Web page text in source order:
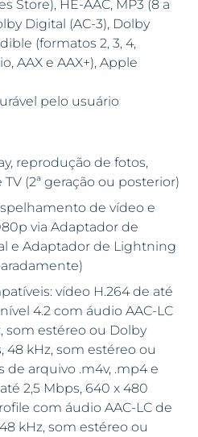
Store), HE-AAC, MP3 (8 a
Digital (AC-3), Dolby
(formatos 2, 3, 4,
AAX e AAX+), Apple
pelo usuário
reprodução de fotos,
(2ª geração ou posterior)
de vídeo e
via Adaptador de
e Adaptador de Lightning
vídeo H.264 de até
4.2 com áudio AAC-LC
som estéreo ou Dolby
48 kHz, som estéreo ou
arquivo .m4v, .mp4 e
2,5 Mbps, 640 x 480
com áudio AAC-LC de
kHz, som estéreo ou